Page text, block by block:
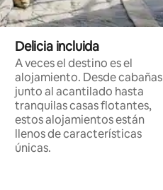
Delicia incluida
A veces el destino es el
alojamiento. Desde cabañas
junto al acantilado hasta
tranquilas casas flotantes,
estos alojamientos están
llenos de características
únicas.